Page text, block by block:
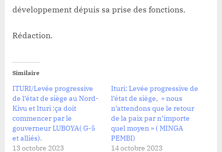
développement dépuis sa prise des fonctions.
Rédaction.
Similaire
ITURI/Levée progressive
de l’état de siège au Nord-
Kivu et Ituri :ça doit
commencer par le
gouverneur LUBOYA( G-5
et alliés).
13 octobre 2023
Ituri: Levée progressive de
l’état de siège, » nous
n’attendons que le retour
de la paix par n’importe
quel moyen » ( MINGA
PEMBI)
14 octobre 2023